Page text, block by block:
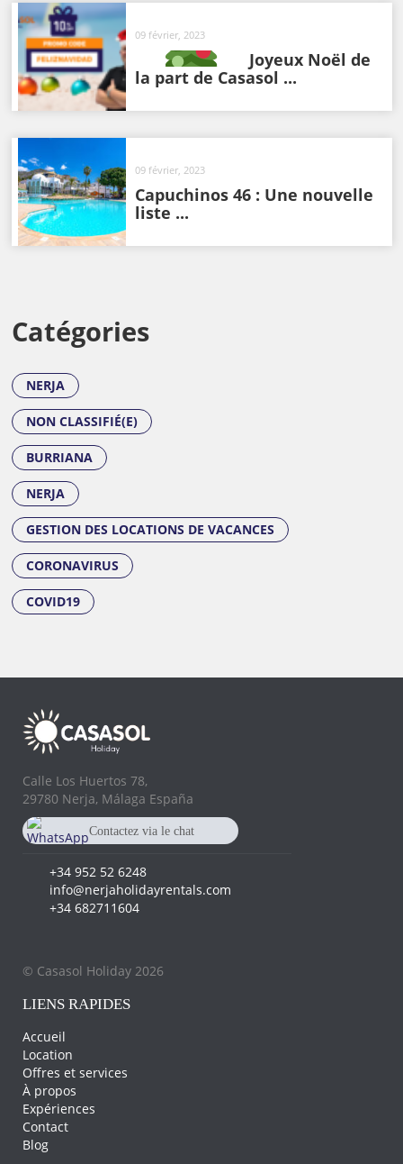
09 février, 2023
Joyeux Noël de
la part de Casasol ...
09 février, 2023
Capuchinos 46 : Une nouvelle
liste ...
Catégories
NERJA
NON CLASSIFIÉ(E)
BURRIANA
NERJA
GESTION DES LOCATIONS DE VACANCES
CORONAVIRUS
COVID19
Calle Los Huertos 78,
29780 Nerja, Málaga España
Contactez via le chat
+34 952 52 6248
info@nerjaholidayrentals.com
+34 682711604
© Casasol Holiday 2026
LIENS RAPIDES
Accueil
Location
Offres et services
À propos
Expériences
Contact
Blog